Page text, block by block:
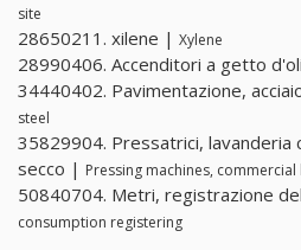
site
28650211. xilene | Xylene
28990406. Accenditori a getto
34440402. Pavimentazione,
steel
35829904. Pressatrici, lavanderia
secco | Pressing machines,
50840704. Metri, registrazione
consumption registering